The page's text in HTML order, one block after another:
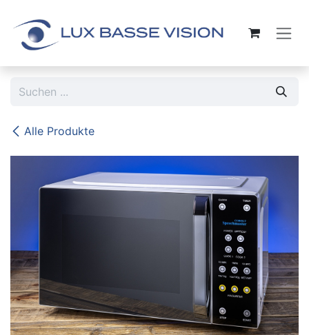
Alle Produkte